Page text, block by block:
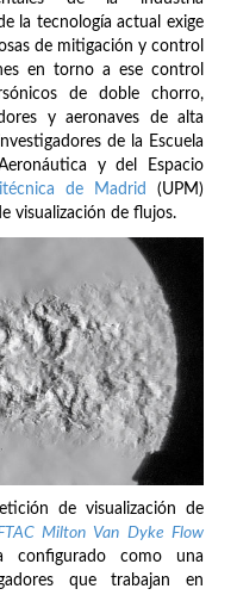
la tecnología actual exige
de mitigación y control
en torno a ese control
de doble chorro,
y aeronaves de alta
de la Escuela
y del Espacio
de Madrid
(UPM)
visualización de flujos.
de visualización de
Milton Van Dyke Flow
configurado como una
que trabajan en